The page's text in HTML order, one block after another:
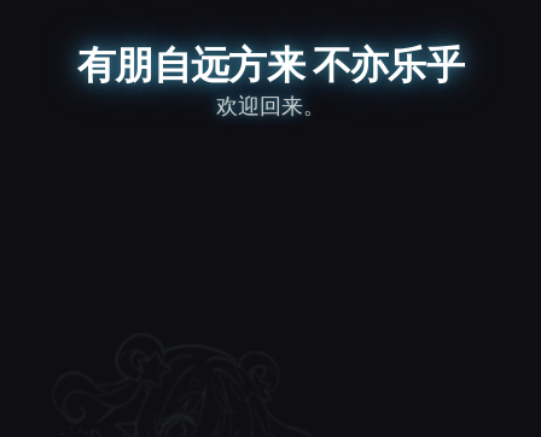
有朋自远方来 不亦乐乎
欢迎回来。